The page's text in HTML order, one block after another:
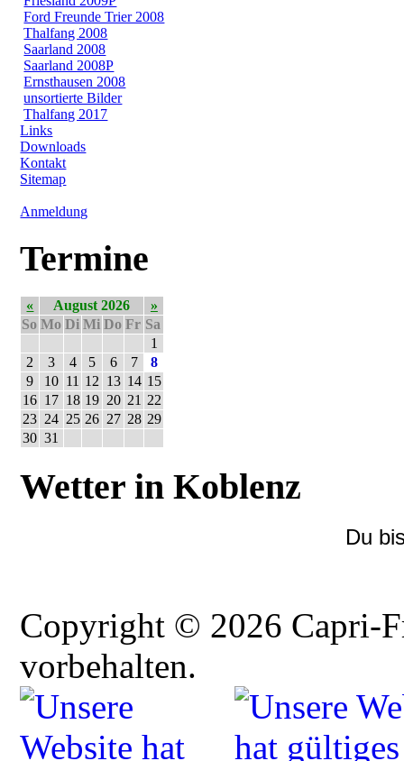
Ford Freunde Trier 2008
Thalfang 2008
Saarland 2008
Saarland 2008P
Ernsthausen 2008
unsortierte Bilder
Thalfang 2017
Links
Downloads
Kontakt
Sitemap
Anmeldung
Termine
« August 2026
»
So Mo Di Mi Do Fr Sa
1
2
3 4 5 6 7
8
9
10 11 12 13 14 15
16 17 18 19 20 21 22
23 24 25 26 27 28 29
30 31
Wetter in Koblenz
Du
Copyright © 2026 Capri-
vorbehalten.